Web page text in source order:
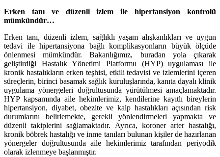
Erken tanı ve düzenli izlem ile hipertansiyon kontrolü
mümkündür…
Erken tanı, düzenli izlem, sağlıklı yaşam alışkanlıkları ve uygun
tedavi ile hipertansiyona bağlı komplikasyonların büyük ölçüde
önlenmesi mümkündür. Bakanlığımız, buradan yola çıkarak
geliştirdiği Hastalık Yönetimi Platformu (HYP) uygulaması ile
kronik hastalıkların erken teşhisi, etkili tedavisi ve izlemlerini içeren
süreçlerin, birinci basamak sağlık kuruluşlarında, kanıta dayalı klinik
uygulama yönergeleri doğrultusunda yürütülmesi amaçlamaktadır.
HYP kapsamında aile hekimlerimiz, kendilerine kayıtlı bireylerin
hipertansiyon, diyabet, obezite ve kalp hastalıkları açısından risk
durumlarını belirlemekte, gerekli yönlendirmeleri yapmakta ve
düzenli takiplerini sağlamaktadır. Ayrıca, koroner arter hastalığı,
kronik böbrek hastalığı ve inme tanıları bulunan kişiler de hazırlanan
yönergeler doğrultusunda aile hekimlerimiz tarafından periyodik
olarak izlenmeye başlanmıştır.